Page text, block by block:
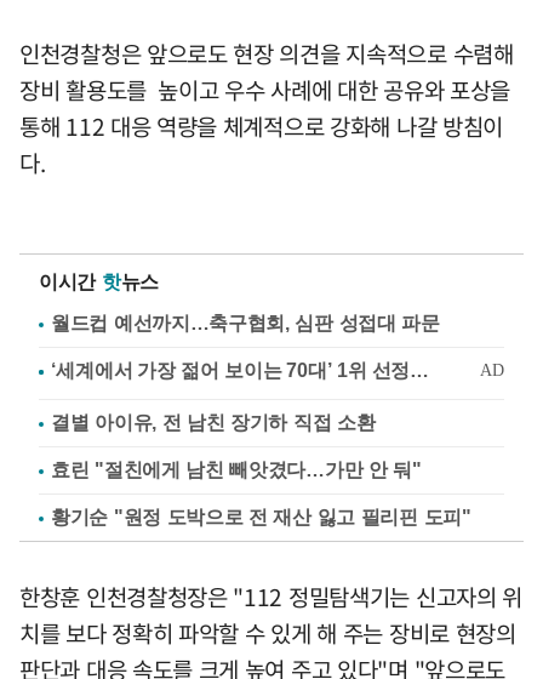
인천경찰청은 앞으로도 현장 의견을 지속적으로 수렴해
장비 활용도를 높이고 우수 사례에 대한 공유와 포상을
통해 112 대응 역량을 체계적으로 강화해 나갈 방침이
다.
이시간 핫뉴스
월드컵 예선까지…축구협회, 심판 성접대 파문
결별 아이유, 전 남친 장기하 직접 소환
효린 "절친에게 남친 빼앗겼다…가만 안 둬"
황기순 "원정 도박으로 전 재산 잃고 필리핀 도피"
한창훈 인천경찰청장은 "112 정밀탐색기는 신고자의 위
치를 보다 정확히 파악할 수 있게 해 주는 장비로 현장의
판단과 대응 속도를 크게 높여 주고 있다"며 "앞으로도